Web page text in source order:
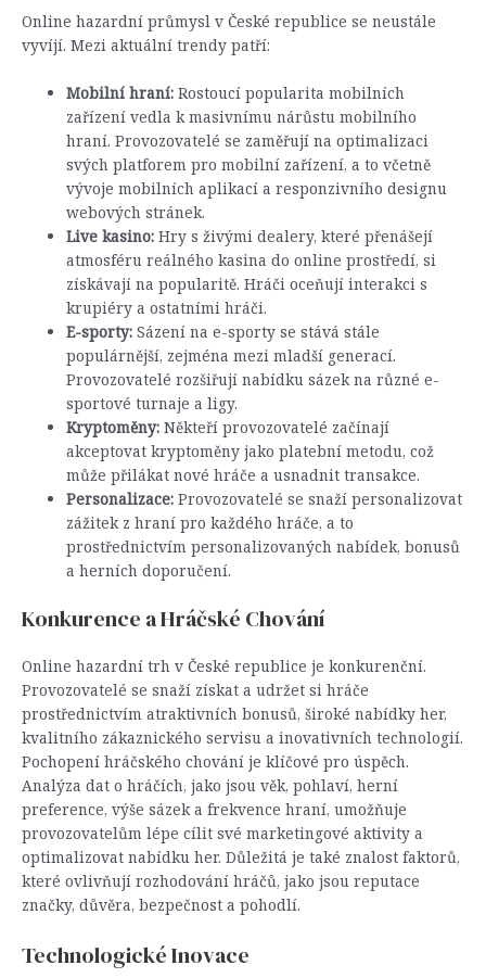
Online hazardní průmysl v České republice se neustále
vyvíjí. Mezi aktuální trendy patří:
Mobilní hraní: Rostoucí popularita mobilních
zařízení vedla k masivnímu nárůstu mobilního
hraní. Provozovatelé se zaměřují na optimalizaci
svých platforem pro mobilní zařízení, a to včetně
vývoje mobilních aplikací a responzivního designu
webových stránek.
Live kasino: Hry s živými dealery, které přenášejí
atmosféru reálného kasina do online prostředí, si
získávají na popularitě. Hráči oceňují interakci s
krupiéry a ostatními hráči.
E-sporty: Sázení na e-sporty se stává stále
populárnější, zejména mezi mladší generací.
Provozovatelé rozšiřují nabídku sázek na různé e-
sportové turnaje a ligy.
Kryptoměny: Někteří provozovatelé začínají
akceptovat kryptoměny jako platební metodu, což
může přilákat nové hráče a usnadnit transakce.
Personalizace: Provozovatelé se snaží personalizovat
zážitek z hraní pro každého hráče, a to
prostřednictvím personalizovaných nabídek, bonusů
a herních doporučení.
Konkurence a Hráčské Chování
Online hazardní trh v České republice je konkurenční.
Provozovatelé se snaží získat a udržet si hráče
prostřednictvím atraktivních bonusů, široké nabídky her,
kvalitního zákaznického servisu a inovativních technologií.
Pochopení hráčského chování je klíčové pro úspěch.
Analýza dat o hráčích, jako jsou věk, pohlaví, herní
preference, výše sázek a frekvence hraní, umožňuje
provozovatelům lépe cílit své marketingové aktivity a
optimalizovat nabídku her. Důležitá je také znalost faktorů,
které ovlivňují rozhodování hráčů, jako jsou reputace
značky, důvěra, bezpečnost a pohodlí.
Technologické Inovace